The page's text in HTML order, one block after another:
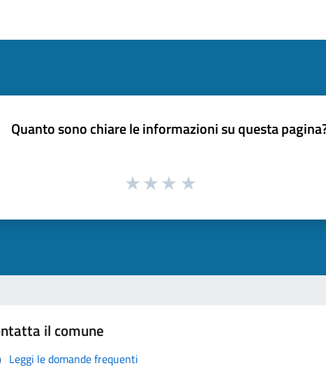
Quanto sono chiare le informazioni su questa
il comune
Leggi le domande frequenti